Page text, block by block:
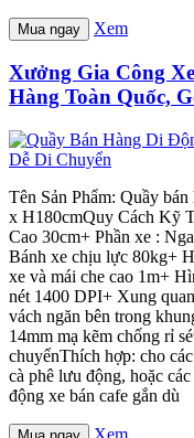
Mua ngay Xem
Xưởng Gia Công
Hàng Toàn Quốc,
Tên Sản Phẩm: Quầy
x H180cmQuy Cách Kỹ
Cao 30cm+ Phần xe :
Bánh xe chịu lực 80kg+
xe và mái che cao 1m+
nét 1400 DPI+ Xung
vách ngăn bên trong
14mm mạ kẽm chống rỉ
chuyểnThích hợp: cho
cà phê lưu động, hoặc
động xe bán cafe gắn dù
Xem